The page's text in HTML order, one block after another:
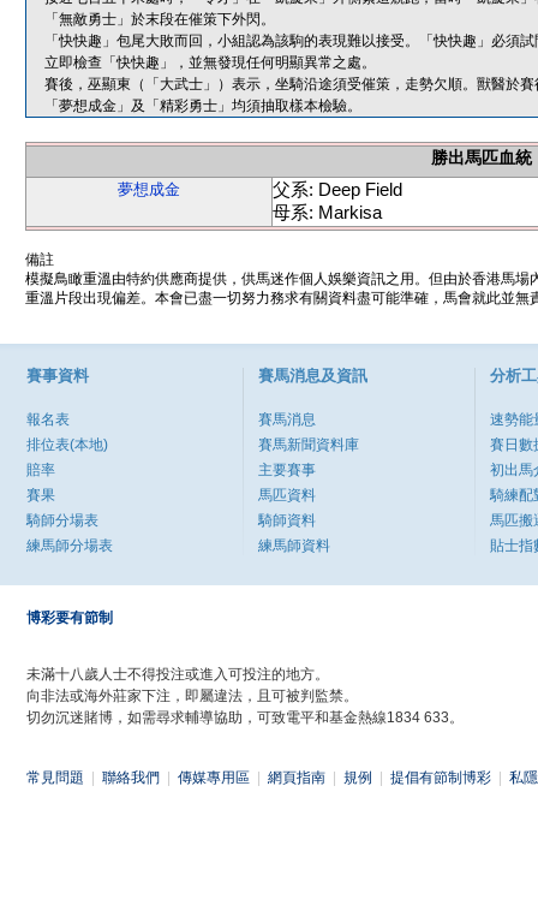
「無敵勇士」於末段在催策下外閃。
「快快趣」包尾大敗而回，小組認為該駒的表現難以接受。「快快趣」必須
立即檢查「快快趣」，並無發現任何明顯異常之處。
賽後，巫顯東（「大武士」）表示，坐騎沿途須受催策，走勢欠順。獸醫於
「夢想成金」及「精彩勇士」均須抽取樣本檢驗。
勝出馬匹血統
夢想成金
父系: Deep Field
母系: Markisa
備註
模擬鳥瞰重溫由特約供應商提供，供馬迷作個人娛樂資訊之用。但由於香港馬
重溫片段出現偏差。本會已盡一切努力務求有關資料盡可能準確，馬會就此並
賽事資料
報名表
排位表(本地)
賠率
賽果
騎師分場表
練馬師分場表
賽馬消息及資訊
賽馬消息
賽馬新聞資料庫
主要賽事
馬匹資料
騎師資料
練馬師資料
分析
速勢能
賽日數
初出馬
騎練配
馬匹搬
貼士指
博彩要有節制
未滿十八歲人士不得投注或進入可投注的地方。
向非法或海外莊家下注，即屬違法，且可被判監禁。
切勿沉迷賭博，如需尋求輔導協助，可致電平和基金熱線1834 633。
常見問題 聯絡我們 傳媒專用區 網頁指南 規例 提倡有節制博彩 私